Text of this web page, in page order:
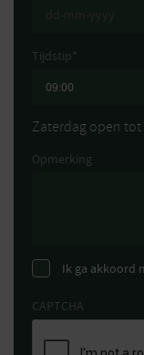
Tijdstip*
Zaterdag open tot
Opmerking
Ik ga akkoord
CAPTCHA